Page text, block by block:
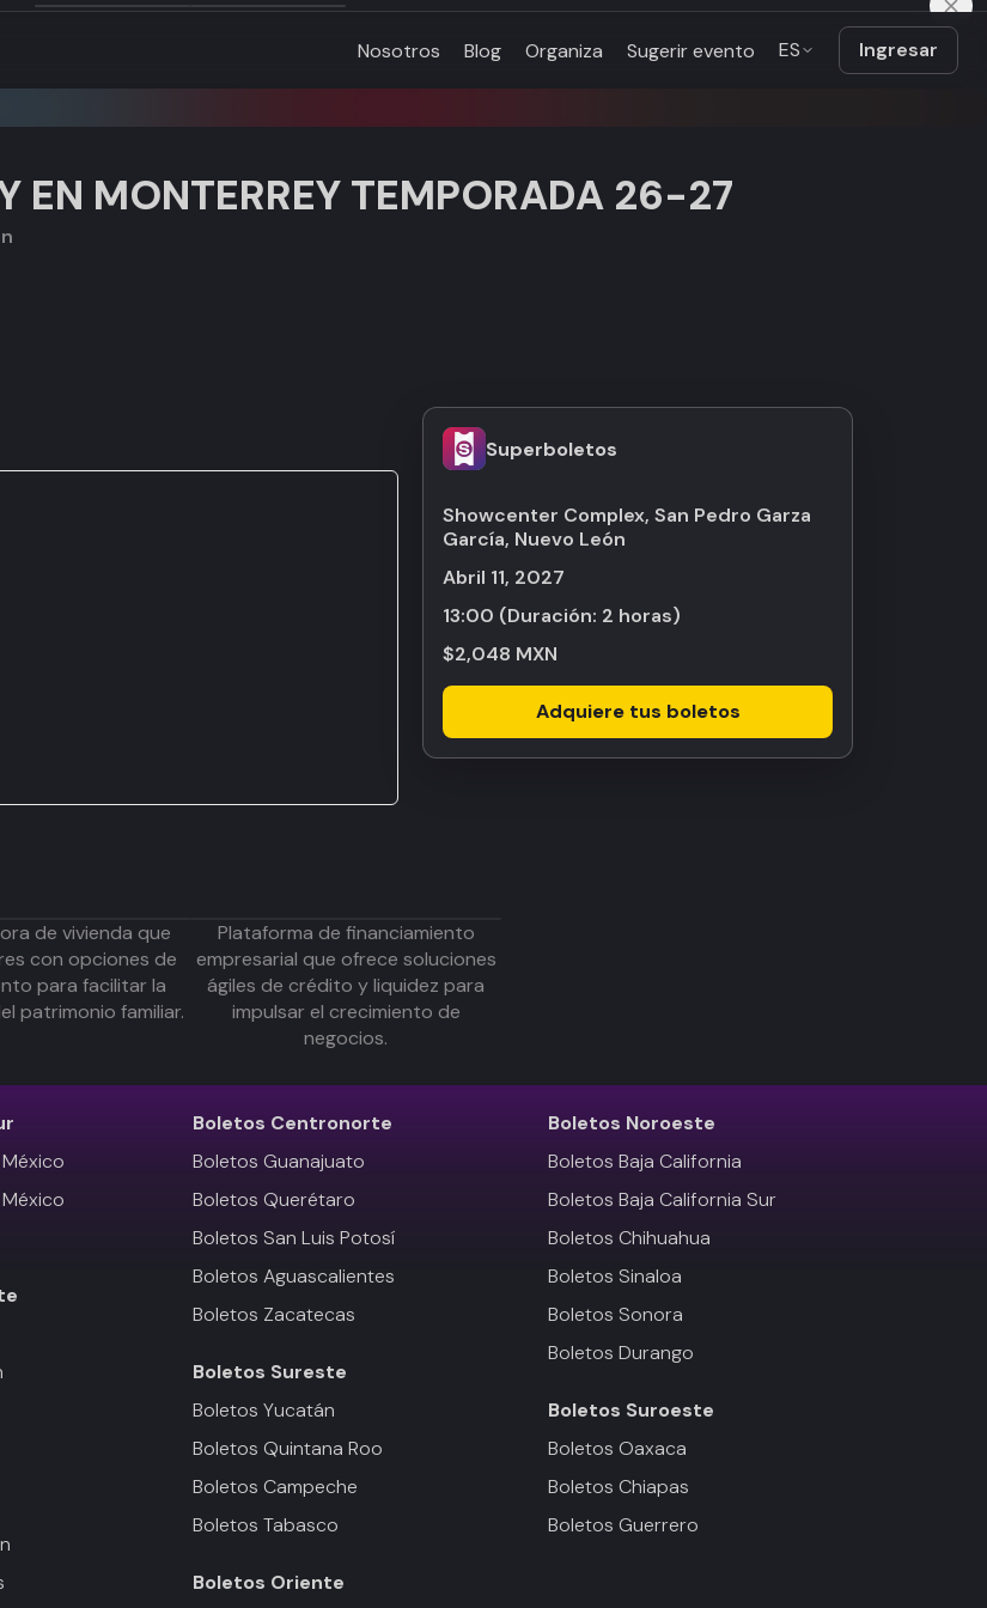
Nosotros Blog Organiza Sugerir evento ES Ingresar
EN MONTERREY TEMPORADA 26-27
Superboletos
Showcenter Complex, San Pedro Garza
García, Nuevo León
abril 11, 2027
13:00 (Duración: 2 horas)
$2,048 MXN
Adquiere tus boletos
de vivienda que
con opciones de
para facilitar la
patrimonio familiar.
Plataforma de financiamiento
empresarial que ofrece soluciones
ágiles de crédito y liquidez para
impulsar el crecimiento de
negocios.
Boletos Centronorte
Boletos Guanajuato
Boletos Querétaro
Boletos San Luis Potosí
Boletos Aguascalientes
Boletos Zacatecas
Boletos Sureste
Boletos Yucatán
Boletos Quintana Roo
Boletos Campeche
Boletos Tabasco
Boletos Oriente
Boletos Noroeste
Boletos Baja California
Boletos Baja California Sur
Boletos Chihuahua
Boletos Sinaloa
Boletos Sonora
Boletos Durango
Boletos Suroeste
Boletos Oaxaca
Boletos Chiapas
Boletos Guerrero